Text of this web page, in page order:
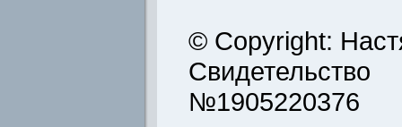
© Copyright:
№1905220376